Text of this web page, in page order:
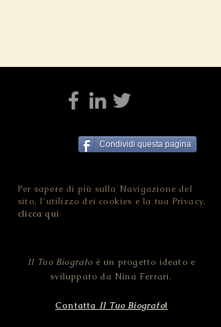
Condividi questa pagina
Per sapere di più sulla Navigazione del
sito, l'utilizzo dei cookies e la tua Privacy,
clicca qui
Il Tuo Biografo è un progetto ideato e
sviluppato da Nina Ferrari.
Contatta Il Tuo Biografo!